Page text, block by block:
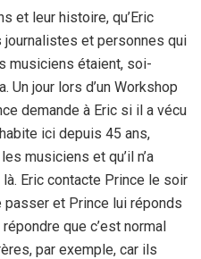
et leur histoire, qu’Eric
et personnes qui
musiciens étaient, soi-
Un jour lors d’un Workshop
demande à Eric si il a vécu
ici depuis 45 ans,
musiciens et qu’il n’a
Eric contacte Prince le soir
et Prince lui réponds
répondre que c’est normal
par exemple, car ils